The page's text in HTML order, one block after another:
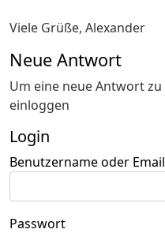
Viele Grüße, Alexander
Neue Antwort
Um eine neue Antwort
einloggen
Login
Benutzername oder Email
Passwort